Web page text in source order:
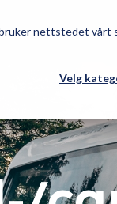
nettstedet vårt
Velg